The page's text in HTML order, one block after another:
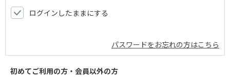
ログインしたままにする
パスワードをお忘れの方はこちら
初めてご利用の方・会員以外の方